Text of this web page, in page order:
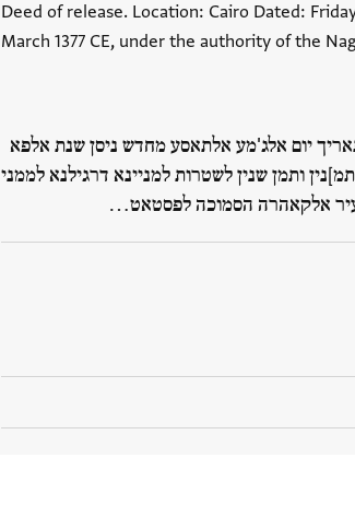
Deed of release. Location: Cairo Dated:
March 1377 CE, under the authority of the
יום אלג'מע אלתאסע מחדש ניסן שנת אלפא
ותמן שנין לשטרות למניינא דרגילנא לממני
אלקאהרה הסמוכה לפסטאט…